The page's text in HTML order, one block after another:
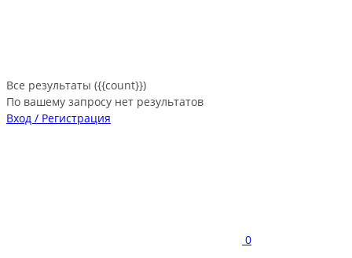
Все результаты ({{count}})
По вашему запросу нет результатов
Вход / Регистрация
0